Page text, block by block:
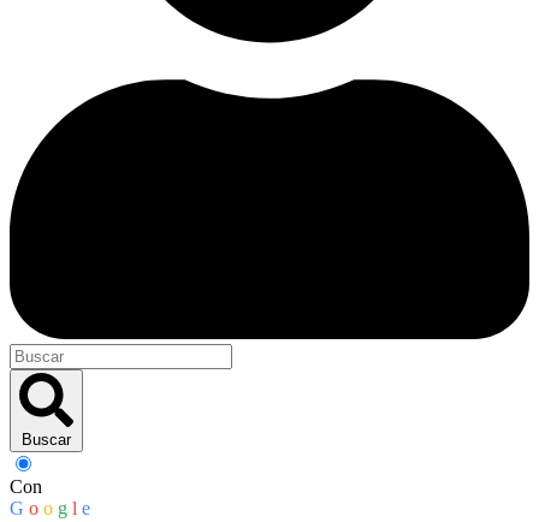
Buscar
Con
G o o g l e